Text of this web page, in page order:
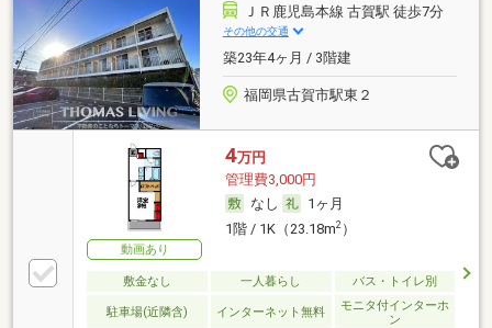
ＪＲ鹿児島本線 古賀駅 徒歩7分
その他の交通
築23年4ヶ月 / 3階建
福岡県古賀市駅東２
動画あり
4万円
管理費3,000円
なし
1ヶ月
1階 / 1K（23.18m2）
敷金なし 一人暮らし バス・トイレ別
駐車場(近隣含) インターネット無料
モニタ付インターホ
ン